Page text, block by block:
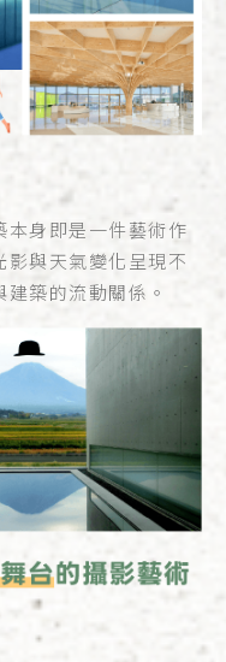
身即是一件藝術作
與天氣變化呈現不
築的流動關係。